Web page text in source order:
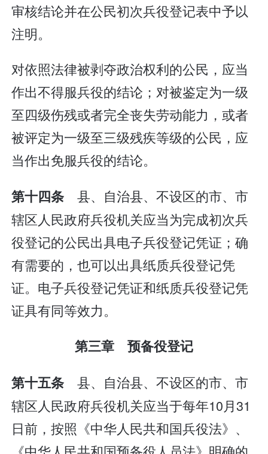
审核结论并在公民初次兵役登记表中予以
注明。
对依照法律被剥夺政治权利的公民，应当
作出不得服兵役的结论；对被鉴定为一级
至四级伤残或者完全丧失劳动能力，或者
被评定为一级至三级残疾等级的公民，应
当作出免服兵役的结论。
第十四条县、自治县、不设区的市、市
辖区人民政府兵役机关应当为完成初次兵
役登记的公民出具电子兵役登记凭证；确
有需要的，也可以出具纸质兵役登记凭
证。电子兵役登记凭证和纸质兵役登记凭
证具有同等效力。
第三章 预备役登记
第十五条县、自治县、不设区的市、市
辖区人民政府兵役机关应当于每年10月31
日前，按照《中华人民共和国兵役法》、